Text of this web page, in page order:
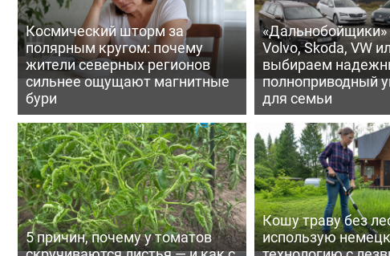
Космический шторм за
полярным кругом: почему
жители северных регионов
сильнее ощущают магнитные
бури
«Дальнобойщики»
Volvo, Skoda, VW
выбираем
полноприводный
для семьи
5 причин, почему у томатов
Кошу траву без
использую